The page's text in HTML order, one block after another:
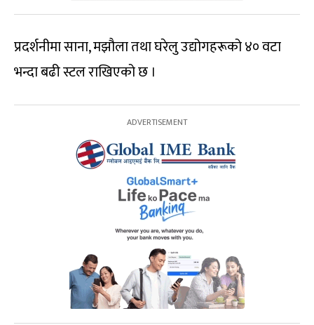
प्रदर्शनीमा साना, मझौला तथा घरेलु उद्योगहरूको ४० वटा
भन्दा बढी स्टल राखिएको छ ।